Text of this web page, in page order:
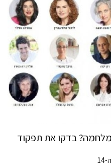
בדקו את תפקוד